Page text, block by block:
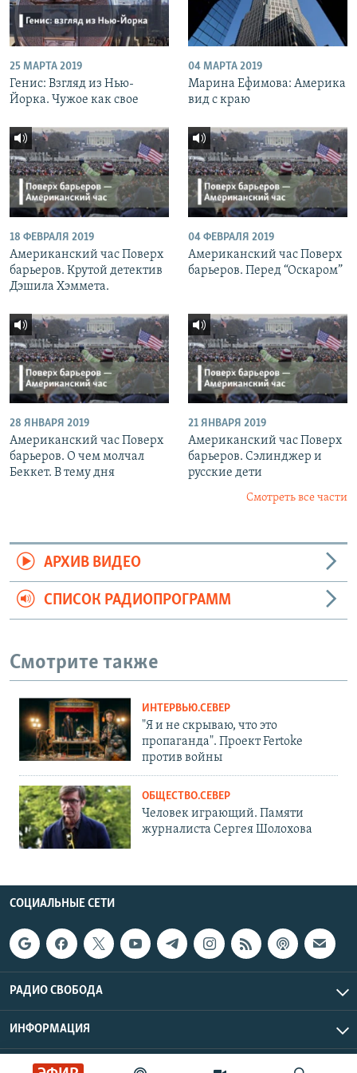
25 МАРТА 2019
Генис: Взгляд из Нью-
Йорка. Чужое как свое
04 МАРТА 2019
Марина Ефимова: Америка
вид с краю
18 ФЕВРАЛЯ 2019
Американский час Поверх
барьеров. Крутой детектив
Дэшила Хэммета.
04 ФЕВРАЛЯ 2019
Американский час Поверх
барьеров. Перед “Оскаром”
28 ЯНВАРЯ 2019
Американский час Поверх
барьеров. О чем молчал
Беккет. В тему дня
21 ЯНВАРЯ 2019
Американский час Поверх
барьеров. Сэлинджер и
русские дети
Смотреть все части
АРХИВ ВИДЕО
СПИСОК РАДИОПРОГРАММ
Смотрите также
ИНТЕРВЬЮ.СЕВЕР
"Я и не скрываю, что это
пропаганда". Проект Fertoke
против войны
ОБЩЕСТВО.СЕВЕР
Человек играющий. Памяти
журналиста Сергея Шолохова
СОЦИАЛЬНЫЕ СЕТИ
РАДИО СВОБОДА
ИНФОРМАЦИЯ